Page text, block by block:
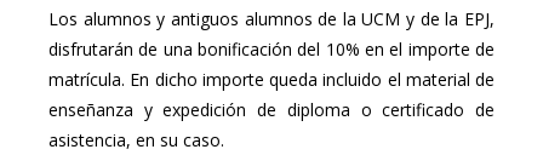
Los alumnos y antiguos alumnos de la UCM y de la EPJ,
disfrutarán de una bonificación del 10% en el importe de
matrícula. En dicho importe queda incluido el material de
enseñanza y expedición de diploma o certificado de
asistencia, en su caso.